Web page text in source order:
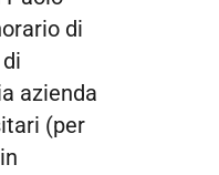
di
azienda
(per